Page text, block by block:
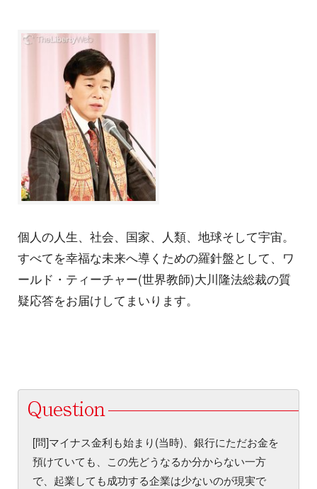
個人の人生、社会、国家、人類、地球そして宇宙。
すべてを幸福な未来へ導くための羅針盤として、ワ
ールド・ティーチャー(世界教師)大川隆法総裁の質
疑応答をお届けしてまいります。
[問]マイナス金利も始まり(当時)、銀行にただお金を
預けていても、この先どうなるか分からない一方
で、起業しても成功する企業は少ないのが現実で